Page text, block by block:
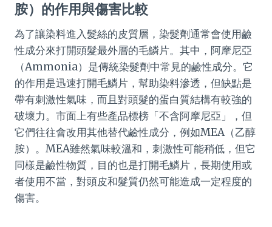
胺）的作用與傷害比較
為了讓染料進入髮絲的皮質層，染髮劑通常會使用鹼
性成分來打開頭髮最外層的毛鱗片。其中，阿摩尼亞
（Ammonia）是傳統染髮劑中常見的鹼性成分。它
的作用是迅速打開毛鱗片，幫助染料滲透，但缺點是
帶有刺激性氣味，而且對頭髮的蛋白質結構有較強的
破壞力。市面上有些產品標榜「不含阿摩尼亞」，但
它們往往會改用其他替代鹼性成分，例如MEA（乙醇
胺）。MEA雖然氣味較溫和，刺激性可能稍低，但它
同樣是鹼性物質，目的也是打開毛鱗片，長期使用或
者使用不當，對頭皮和髮質仍然可能造成一定程度的
傷害。